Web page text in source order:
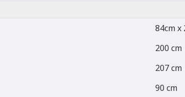
84cm x
200 cm
207 cm
90 cm